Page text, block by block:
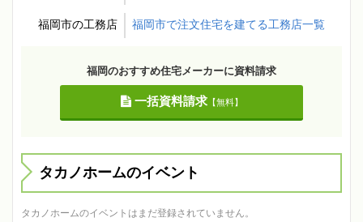
福岡市の工務店 福岡市で注文住宅を建てる工務店一覧
福岡のおすすめ住宅メーカーに資料請求
一括資料請求【無料】
タカノホームのイベント
タカノホームのイベントはまだ登録されていません。